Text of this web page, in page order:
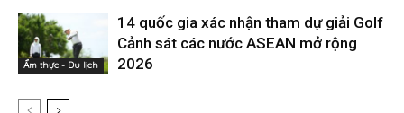
Ẩm thực - Du lịch
14 quốc gia xác nhận tham dự giải Golf
Cảnh sát các nước ASEAN mở rộng
2026